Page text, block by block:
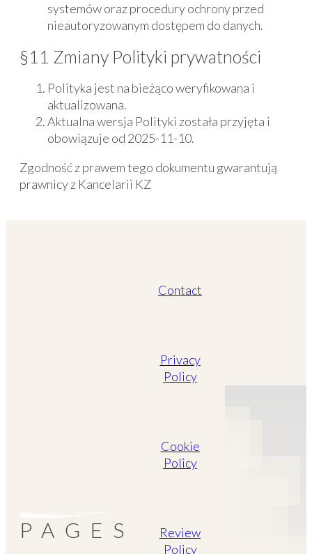
systemów oraz procedury ochrony przed
nieautoryzowanym dostępem do danych.
§11 Zmiany Polityki prywatności
Polityka jest na bieżąco weryfikowana i
aktualizowana.
Aktualna wersja Polityki została przyjęta i
obowiązuje od 2025-11-10.
Zgodność z prawem tego dokumentu gwarantują
prawnicy z Kancelarii KZ
PAGES
Contact
Privacy
Policy
Cookie
Policy
Review
Policy